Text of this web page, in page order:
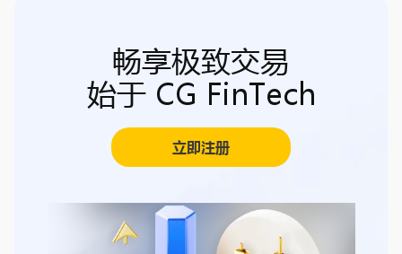
畅享极致交易
始于 CG FinTech
立即注册